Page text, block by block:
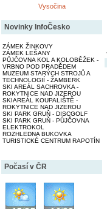
Vysočina
Novinky InfoČesko
ZÁMEK ŽINKOVY
ZÁMEK LEŠANY
PŮJČOVNA KOL A KOLOBĚŽEK -
VRBNO POD PRADĚDEM
MUZEUM STARÝCH STROJŮ A
TECHNOLOGIÍ - ŽAMBERK
SKI AREÁL SACHROVKA -
ROKYTNICE NAD JIZEROU
SKIAREÁL KOUPALIŠTĚ -
ROKYTNICE NAD JIZEROU
SKI PARK GRUŇ - DISCGOLF
SKI PARK GRUŇ - PŮJČOVNA
ELEKTROKOL
ROZHLEDNA BUKOVKA
TURISTICKÉ CENTRUM RAPOTÍN
Počasí v ČR